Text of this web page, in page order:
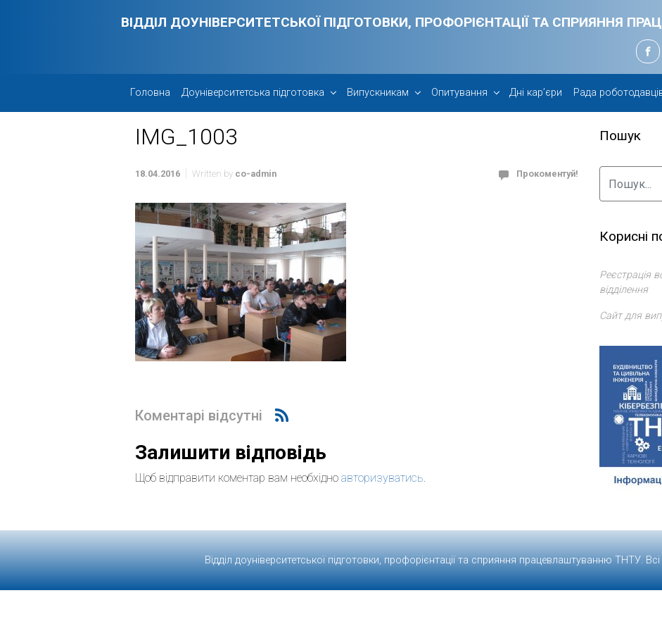
ВІДДІЛ ДОУНІВЕРСИТЕТСЬКОЇ ПІДГОТОВКИ, ПРОФОРІЄНТАЦІЇ ТА СПРИЯННЯ
Головна Доуніверситетська підготовка Випускникам Опитування Дні кар’єри Рада
IMG_1003
18.04.2016 Written by co-admin Прокоментуй!
Коментарі відсутні
Залишити відповідь
Щоб відправити коментар вам необхідно авторизуватись.
Пошук
Корисні
Реєстрація
відділення
Сайт для
Відділ доуніверситетської підготовки, профорієнтації та сприяння працевлаштуванню ТНТУ.